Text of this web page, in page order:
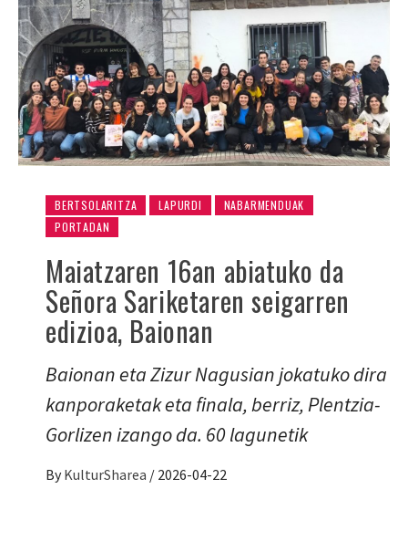
BERTSOLARITZA LAPURDI
NABARMENDUAK
PORTADAN
Maiatzaren 16an abiatuko da
Señora Sariketaren seigarren
edizioa, Baionan
Baionan eta Zizur Nagusian jokatuko dira
kanporaketak eta finala, berriz, Plentzia-
Gorlizen izango da. 60 lagunetik
By KulturSharea / 2026-04-22